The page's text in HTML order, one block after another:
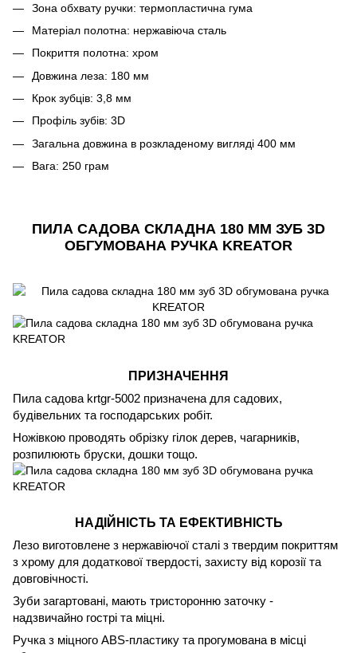
Зона обхвату ручки: термопластична гума
Матеріал полотна: нержавіюча сталь
Покриття полотна: хром
Довжина леза: 180 мм
Крок зубців: 3,8 мм
Профіль зубів: 3D
Загальна довжина в розкладеному вигляді 400 мм
Вага: 250 грам
ПИЛА САДОВА СКЛАДНА 180 ММ ЗУБ 3D
ОБГУМОВАНА РУЧКА KREATOR
ПРИЗНАЧЕННЯ
Пила садова krtgr-5002 призначена для садових,
будівельних та господарських робіт.
Ножівкою проводять обрізку гілок дерев, чагарників,
розпилюють бруски, дошки тощо.
НАДІЙНІСТЬ ТА ЕФЕКТИВНІСТЬ
Лезо виготовлене з нержавіючої сталі з твердим покриттям
з хрому для додаткової твердості, захисту від корозії та
довговічності.
Зуби загартовані, мають тристоронню заточку -
надзвичайно гострі та міцні.
Ручка з міцного ABS-пластику та прогумована в місці